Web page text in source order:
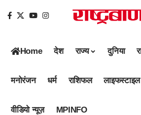
Home देश राज्य दुनिया
मनोरंजन धर्म राशिफल लाइफस्टाइल
वीडियो न्यूज़ MPINFO